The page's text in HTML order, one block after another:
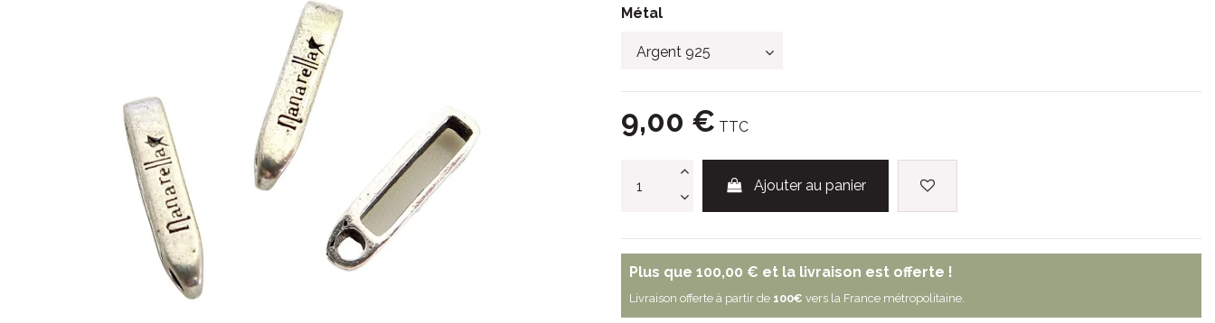
Métal
9,00 € TTC
Ajouter au panier
Plus que 100,00 € et la livraison est offerte !
Livraison offerte à partir de 100€ vers la France métropolitaine.